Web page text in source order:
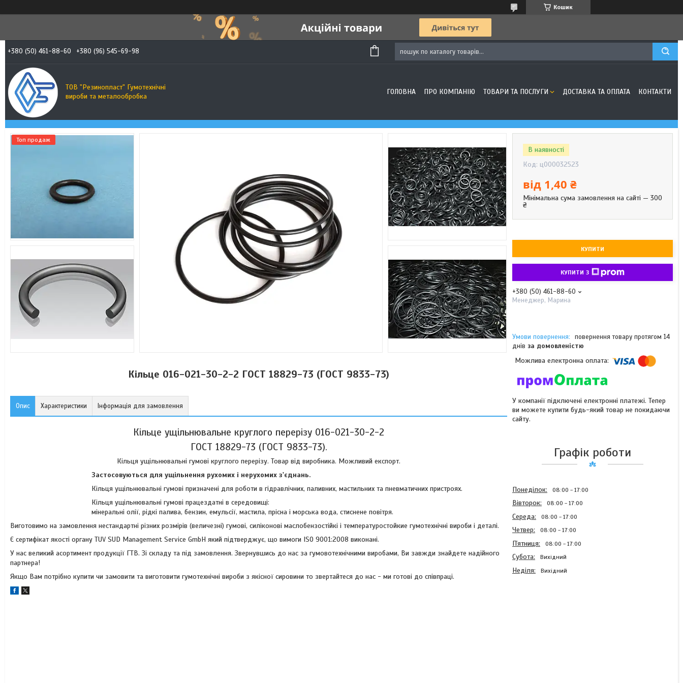
Кошик
+380 (50) 461-88-60 +380 (96) 545-69-98
ТОВ "Резинопласт" Гумотехнічні
вироби та металообробка
ГОЛОВНА ПРО КОМПАНІЮ ТОВАРИ ТА ПОСЛУГИ ДОСТАВКА ТА ОПЛАТА КОНТАКТИ
Топ продаж
Кільце 016-021-30-2-2 ГОСТ 18829-73 (ГОСТ 9833-73)
Опис Характеристики Інформація для замовлення
Кільце ущільнювальне круглого перерізу 016-021-30-2-2
ГОСТ 18829-73 (ГОСТ 9833-73).
Кільця ущільнювальні гумові круглого перерізу. Товар від виробника. Можливий експорт.
Застосовуються для ущільнення рухомих і нерухомих з'єднань.
Кільця ущільнювальні гумові призначені для роботи в гідравлічних, паливних, мастильних та пневматичних пристроях.
Кільця ущільнювальні гумові працездатні в середовищі:
мінеральні олії, рідкі палива, бензин, емульсії, мастила, прісна і морська вода, стиснене повітря.
Виготовимо на замовлення нестандартні різних розмірів (величезні) гумові, силіконові маслобензостійкі і температуростойкие гумотехнічні вироби і деталі.
Є сертифікат якості органу TUV SUD Management Service GmbH який підтверджує, що вимоги ISO 9001:2008 виконані.
У нас великий асортимент продукції ГТВ. Зі складу та під замовлення. Звернувшись до нас за гумовотехнічними виробами, Ви завжди знайдете надійного
партнера!
Якщо Вам потрібно купити чи замовити та виготовити гумотехнічні вироби з якісної сировини то звертайтеся до нас - ми готові до співпраці.
В наявності
Код: ц000032523
від 1,40 ₴
Мінімальна сума замовлення на сайті — 300
₴
КУПИТИ
КУПИТИ З
+380 (50) 461-88-60
Менеджер, Марина
повернення товару протягом 14
днів за домовленістю
У компанії підключені електронні платежі. Тепер
ви можете купити будь-який товар не покидаючи
сайту.
Графік роботи
Понеділок 08:00 17:00
Вівторок 08:00 17:00
Середа 08:00 17:00
Четвер 08:00 17:00
Пʼятниця 08:00 17:00
Субота Вихідний
Неділя Вихідний